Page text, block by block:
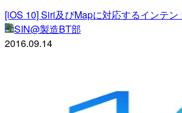
[iOS 10] Siri及びMapに対応するインテン
SIN@製造BT部
2016.09.14